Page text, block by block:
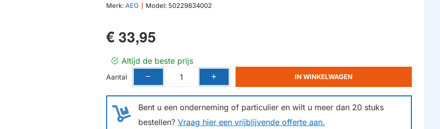
Merk: AEG Model: 50229834002
€ 33,95
Altijd de beste prijs
Bent u een onderneming of particulier en wilt u meer dan 20 stuks
bestellen? Vraag hier een vrijblijvende offerte aan.
Aantal IN WINKELWAGEN